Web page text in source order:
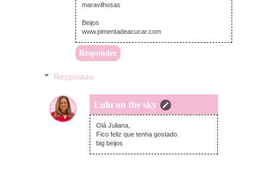
maravilhosas
Beijos
www.pimentadeacucar.com
Responder
Respostas
Lulu on the sky
quarta-feira, agosto 04, 2021
Olá Juliana,
Fico feliz que tenha gostado.
big beijos